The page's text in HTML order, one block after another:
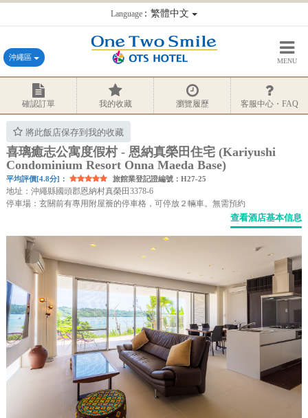
Language：繁體中文
沖繩區 MENU
確認訂單 我的收藏 瀏覽履歷 客服中心・FAQ
將此飯店保存到我的收藏
喜璃癒志公寓度假村 - 恩納真榮田住宅 (Kariyushi
Condominium Resort Onna Maeda Base)
平均評價[4.8分]： 旅館業登記證編號：H27-25
地址：沖繩縣國頭郡恩納村真榮田3378-6
停車場：玄關前有專用附屋簷的停車格，可停放２輛車。無需預約
查看酒店基本信息